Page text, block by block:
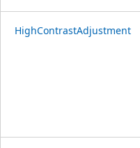
HighContrastAdjustment